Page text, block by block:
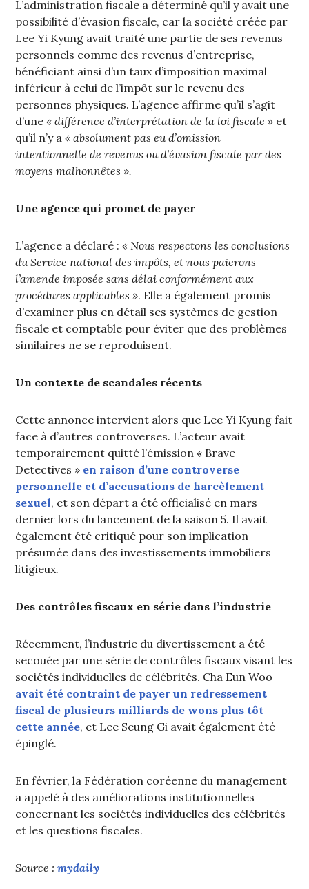
L’administration fiscale a déterminé qu’il y avait une
possibilité d’évasion fiscale, car la société créée par
Lee Yi Kyung avait traité une partie de ses revenus
personnels comme des revenus d’entreprise,
bénéficiant ainsi d’un taux d’imposition maximal
inférieur à celui de l’impôt sur le revenu des
personnes physiques. L’agence affirme qu’il s’agit
d’une« différence d’interprétation de la loi fiscale » et
qu’il n’y a« absolument pas eu d’omission
intentionnelle de revenus ou d’évasion fiscale par des
moyens malhonnêtes ».
Une agence qui promet de payer
L’agence a déclaré :« Nous respectons les conclusions
du Service national des impôts, et nous paierons
l’amende imposée sans délai conformément aux
procédures applicables ». Elle a également promis
d’examiner plus en détail ses systèmes de gestion
fiscale et comptable pour éviter que des problèmes
similaires ne se reproduisent.
Un contexte de scandales récents
Cette annonce intervient alors que Lee Yi Kyung fait
face à d’autres controverses. L’acteur avait
temporairement quitté l’émission « Brave
Detectives » en raison d’une controverse
personnelle et d’accusations de harcèlement
sexuel, et son départ a été officialisé en mars
dernier lors du lancement de la saison 5. Il avait
également été critiqué pour son implication
présumée dans des investissements immobiliers
litigieux.
Des contrôles fiscaux en série dans l’industrie
Récemment, l’industrie du divertissement a été
secouée par une série de contrôles fiscaux visant les
sociétés individuelles de célébrités. Cha Eun Woo
avait été contraint de payer un redressement
fiscal de plusieurs milliards de wons plus tôt
cette année, et Lee Seung Gi avait également été
épinglé.
En février, la Fédération coréenne du management
a appelé à des améliorations institutionnelles
concernant les sociétés individuelles des célébrités
et les questions fiscales.
Source :mydaily